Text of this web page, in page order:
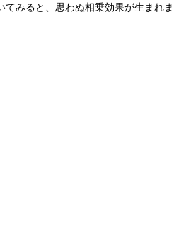
みると、思わぬ相乗効果が生まれま